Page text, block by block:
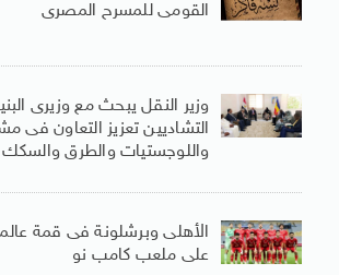
القومى للمسرح المصرى
وزير النقل يبحث مع وزيرى
التشاديين تعزيز التعاون فى
واللوجستيات والطرق والسكك
على ملعب كامب نو